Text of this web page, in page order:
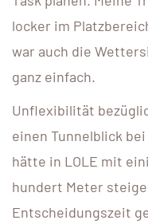
locker im
war auch die
ganz einfach.
Unflexibilität
einen Tunnelblick
hätte in LOLE mit
hundert Meter
Entscheidungszeit